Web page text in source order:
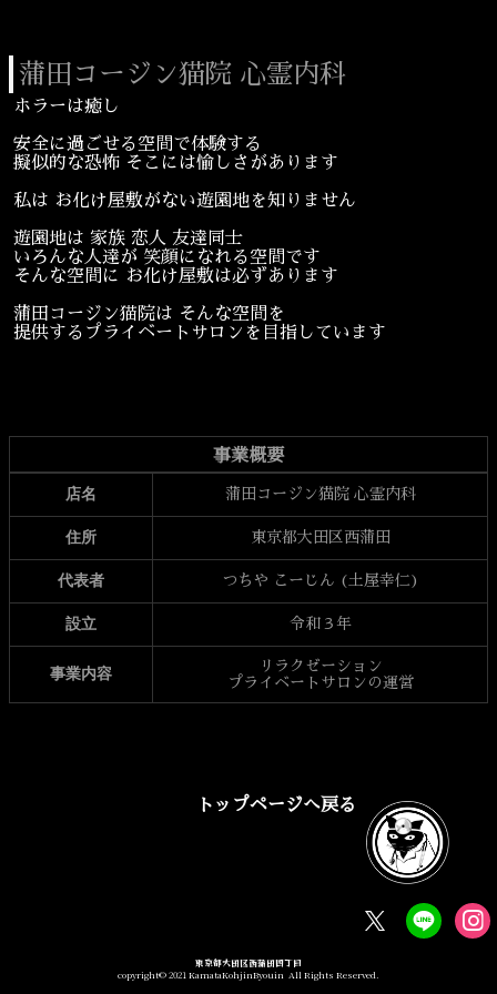
蒲田コージン猫院 心霊内科
ホラーは癒し
安全に過ごせる空間で体験する
擬似的な恐怖 そこには愉しさがあります
私は お化け屋敷がない遊園地を知りません
遊園地は 家族 恋人 友達同士
いろんな人達が 笑顔になれる空間です
そんな空間に お化け屋敷は必ずあります
蒲田コージン猫院は そんな空間を
提供するプライベートサロンを目指しています
事業概要
店名 蒲田コージン猫院 心霊内科
住所 東京都大田区西蒲田
代表者 つちや こーじん (土屋幸仁)
設立 令和３年
事業内容
リラクゼーション
プライベートサロンの運営
トップページへ戻る
東京都大田区西蒲田四丁目
copyright© 2021 KamataKohjinByouin All Rights Reserved.